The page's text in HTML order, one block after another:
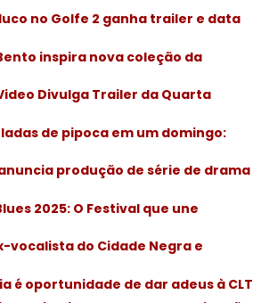
no Golfe 2 ganha trailer e data
inspira nova coleção da
Divulga Trailer da Quarta
de pipoca em um domingo:
produção de série de drama
2025: O Festival que une
vocalista do Cidade Negra e
é oportunidade de dar adeus à CLT